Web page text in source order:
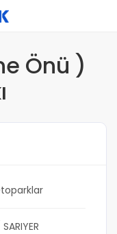
Önü )